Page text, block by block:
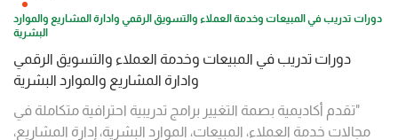
دورات تدريب في المبيعات وخدمة العملاء والتسويق الرقمي وادارة المشاريع والموارد
البشرية
دورات تدريب في المبيعات وخدمة العملاء والتسويق الرقمي
وادارة المشاريع والموارد البشرية
"تقدم أكاديمية بصمة التغيير برامج تدريبية احترافية متكاملة في
مجالات خدمة العملاء، المبيعات، الموارد البشرية، إدارة المشاريع،